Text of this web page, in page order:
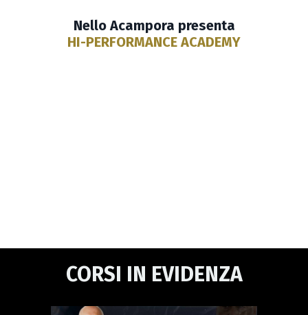
Nello Acampora presenta
HI-PERFORMANCE ACADEMY
CORSI IN EVIDENZA